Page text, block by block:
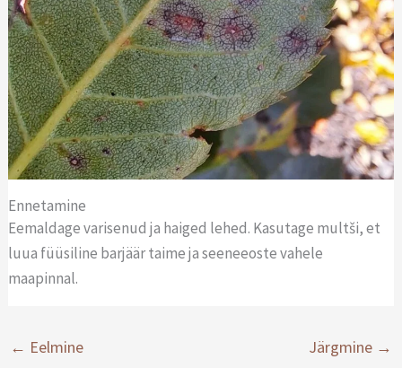
Ennetamine
Eemaldage varisenud ja haiged lehed. Kasutage multši, et
luua füüsiline barjäär taime ja seeneeoste vahele
maapinnal.
← Eelmine Järgmine →